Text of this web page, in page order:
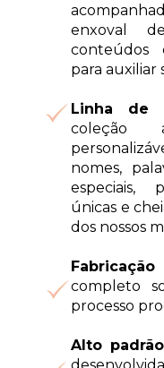
enxoval
conteúdos
para auxiliar
Linha de
coleção
nomes,
especiais,
únicas e
dos nossos
completo
processo
Alto